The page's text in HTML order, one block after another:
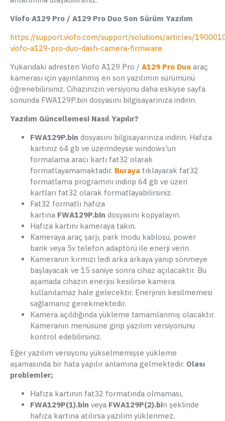
Viofo A129 Pro / A129 Pro Duo Son Sürüm Yazılım
https://support.viofo.com/support/solutions/articles/
viofo-a129-pro-duo-dash-camera-firmware
Yukarıdaki adresten Viofo A129 Pro / A129 Pro Duo araç
kamerası için yayınlanmış en son yazılımın sürümünü
öğrenebilirsiniz. Cihazınızın versiyonu daha eskiyse sayfa
sonunda FWA129P.bin dosyasını bilgisayarınıza indirin.
Yazılım Güncellemesi Nasıl Yapılır?
FWA129P.bin dosyasını bilgisayarınıza indirin. Hafıza
kartınız 64 gb ve üzerindeyse windows'un
formalama aracı kartı fat32 olarak
formatlayamamaktadır. Buraya tıklayarak fat32
formatlama programını indirip 64 gb ve üzeri
kartları fat32 olarak formatlayabilirsiniz.
Fat32 formatlı hafıza
kartına FWA129P.bin dosyasını kopyalayın.
Hafıza kartını kameraya takın.
Kameraya araç şarjı, park modu kablosu, power
bank veya 5v telefon adaptörü ile enerji verin.
Kameranın kırmızı ledi arka arkaya yanıp sönmeye
başlayacak ve 15 saniye sonra cihaz açılacaktır. Bu
aşamada cihazın enerjisi kesilirse kamera
kullanılamaz hale gelecektir. Enerjinin kesilmemesi
sağlamanız gerekmektedir.
Kamera açıldığında yükleme tamamlanmış olacaktır.
Kameranın menüsüne girip yazılım versiyonunu
kontrol edebilirsiniz.
Eğer yazılım versiyonu yükselmemişse yükleme
aşamasında bir hata yapılır anlamına gelmektedir. Olası
problemler;
Hafıza kartının fat32 formatında olmaması,
FWA129P(1).bin veya FWA129P(2).bin şeklinde
hafıza kartına atılırsa yazılım yüklenmez,